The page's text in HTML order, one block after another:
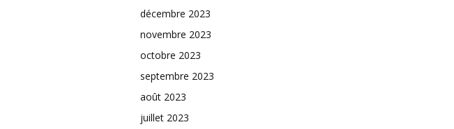
décembre 2023
novembre 2023
octobre 2023
septembre 2023
août 2023
juillet 2023